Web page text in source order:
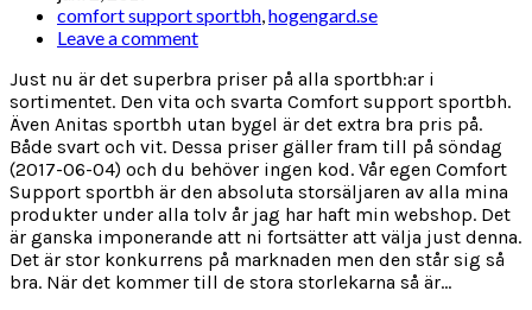
comfort support sportbh hogengard.se
Leave a comment
Just nu är det superbra priser på alla sportbh:ar i
sortimentet. Den vita och svarta Comfort support sportbh.
Även Anitas sportbh utan bygel är det extra bra pris på.
Både svart och vit. Dessa priser gäller fram till på söndag
(2017-06-04) och du behöver ingen kod. Vår egen Comfort
Support sportbh är den absoluta storsäljaren av alla mina
produkter under alla tolv år jag har haft min webshop. Det
är ganska imponerande att ni fortsätter att välja just denna.
Det är stor konkurrens på marknaden men den står sig så
bra. När det kommer till de stora storlekarna så är...